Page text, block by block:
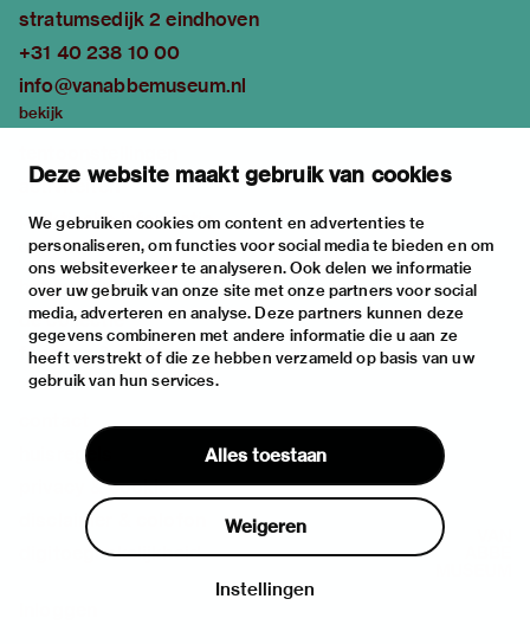
Deze website maakt gebruik van cookies
We gebruiken cookies om content en advertenties te
personaliseren, om functies voor social media te bieden en om
ons websiteverkeer te analyseren. Ook delen we informatie
over uw gebruik van onze site met onze partners voor social
media, adverteren en analyse. Deze partners kunnen deze
gegevens combineren met andere informatie die u aan ze
heeft verstrekt of die ze hebben verzameld op basis van uw
gebruik van hun services.
Alles toestaan
Weigeren
Instellingen
stratumsedijk 2 eindhoven
+31 40 238 10 00
info@vanabbemuseum.nl
bekijk
activiteiten
praktische informatie
over
het museum
de collectie
fondsen & partners
huisregels
privacy & cookies
disclaimer & colofon
digitoegankelijkheid